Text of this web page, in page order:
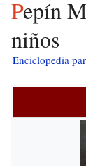
Pepín Martín Vázquez para
niños
Enciclopedia